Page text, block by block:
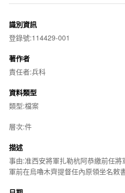
識別資訊
登錄號:114429-001
著作者
責任者:兵科
資料類型
類型:檔案
層次:件
描述
事由:准西安將軍扎勒杭阿恭繳前任
軍前在烏嚕木齊提督任內原領坐名敕